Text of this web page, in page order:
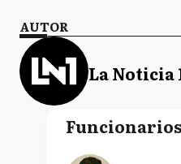
AUTOR
La Noticia